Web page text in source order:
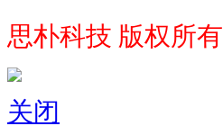
思朴科技 版权所有
关闭